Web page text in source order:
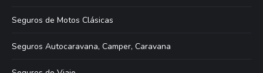
Seguros de Motos Clásicas
Seguros Autocaravana, Camper, Caravana